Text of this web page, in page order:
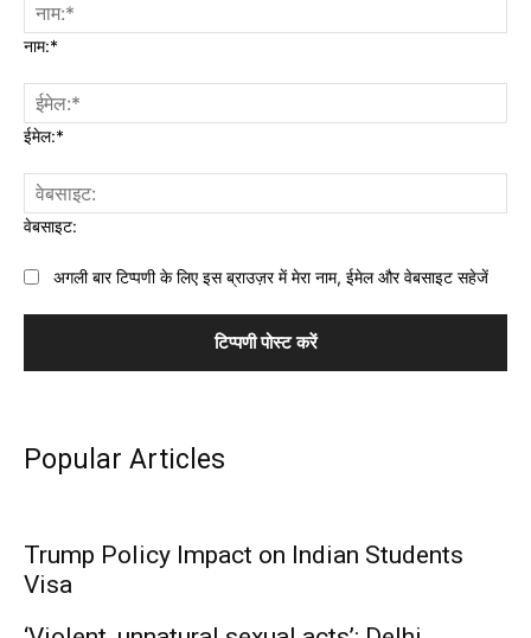
नाम:*
ईमेल:*
वेबसाइट:
अगली बार टिप्पणी के लिए इस ब्राउज़र में मेरा नाम, ईमेल और वेबसाइट सहेजें
Popular Articles
Trump Policy Impact on Indian Students
Visa